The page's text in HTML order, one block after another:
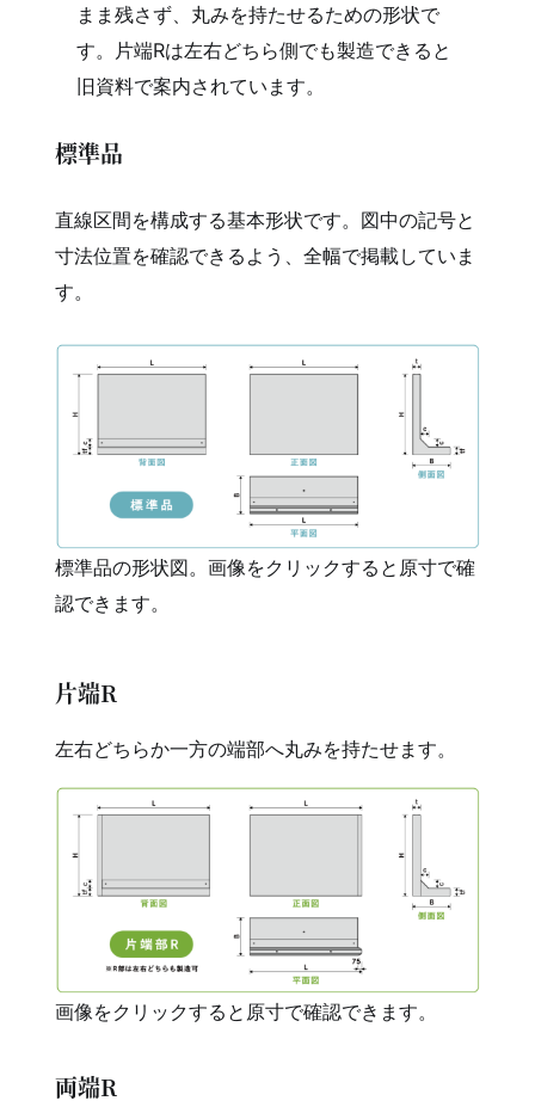
まま残さず、丸みを持たせるための形状で
す。片端Rは左右どちら側でも製造できると
旧資料で案内されています。
標準品
直線区間を構成する基本形状です。図中の記号と
寸法位置を確認できるよう、全幅で掲載していま
す。
標準品の形状図。画像をクリックすると原寸で確
認できます。
片端R
左右どちらか一方の端部へ丸みを持たせます。
画像をクリックすると原寸で確認できます。
両端R